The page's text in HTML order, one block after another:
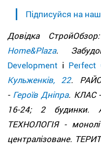
Підписуйся на
Довідка
Home&Plaza.
Development і Perfect
Кульженків, 22.
- Героїв Дніпра. КЛАС -
16-24; 2 будинки.
ТЕХНОЛОГІЯ -
централізоване.